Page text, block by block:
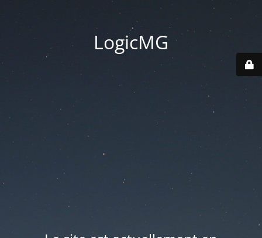
LogicMG